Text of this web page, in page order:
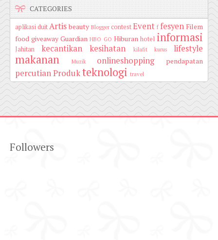
CATEGORIES
aplikasi duitArtis beauty Blogger contestEvent f fesyen Filem
food giveaway Guardian HBO GO Hiburan hotel informasi
Jahitan kecantikan kesihatan kilafit kurus lifestyle
makanan Muzik onlineshopping pendapatan
percutianProdukteknologi travel
Followers